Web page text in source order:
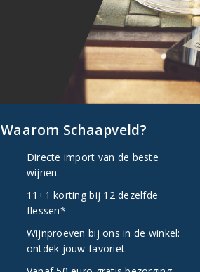
Waarom Schaapveld?
Directe import van de beste
wijnen.
11+1 korting bij 12 dezelfde
flessen*
Wijnproeven bij ons in de winkel:
ontdek jouw favoriet.